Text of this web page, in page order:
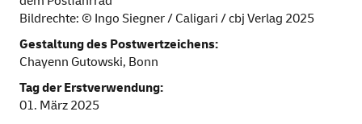
Bildrechte: © Ingo Siegner / Caligari / cbj Verlag 2025
Gestaltung des Postwertzeichens:
Chayenn Gutowski, Bonn
Tag der Erstverwendung:
01. März 2025